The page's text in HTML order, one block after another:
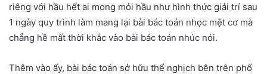
riêng với hầu hết ai mong mỏi hầu như hình thức giải trí sau
1 ngày quy trình làm mang lại bài bác toán nhọc mệt cơ mà
chẳng hề mất thời khắc vào bài bác toán nhúc nói.
Thêm vào ấy, bài bác toán sở hữu thể nghịch bên trên phổ